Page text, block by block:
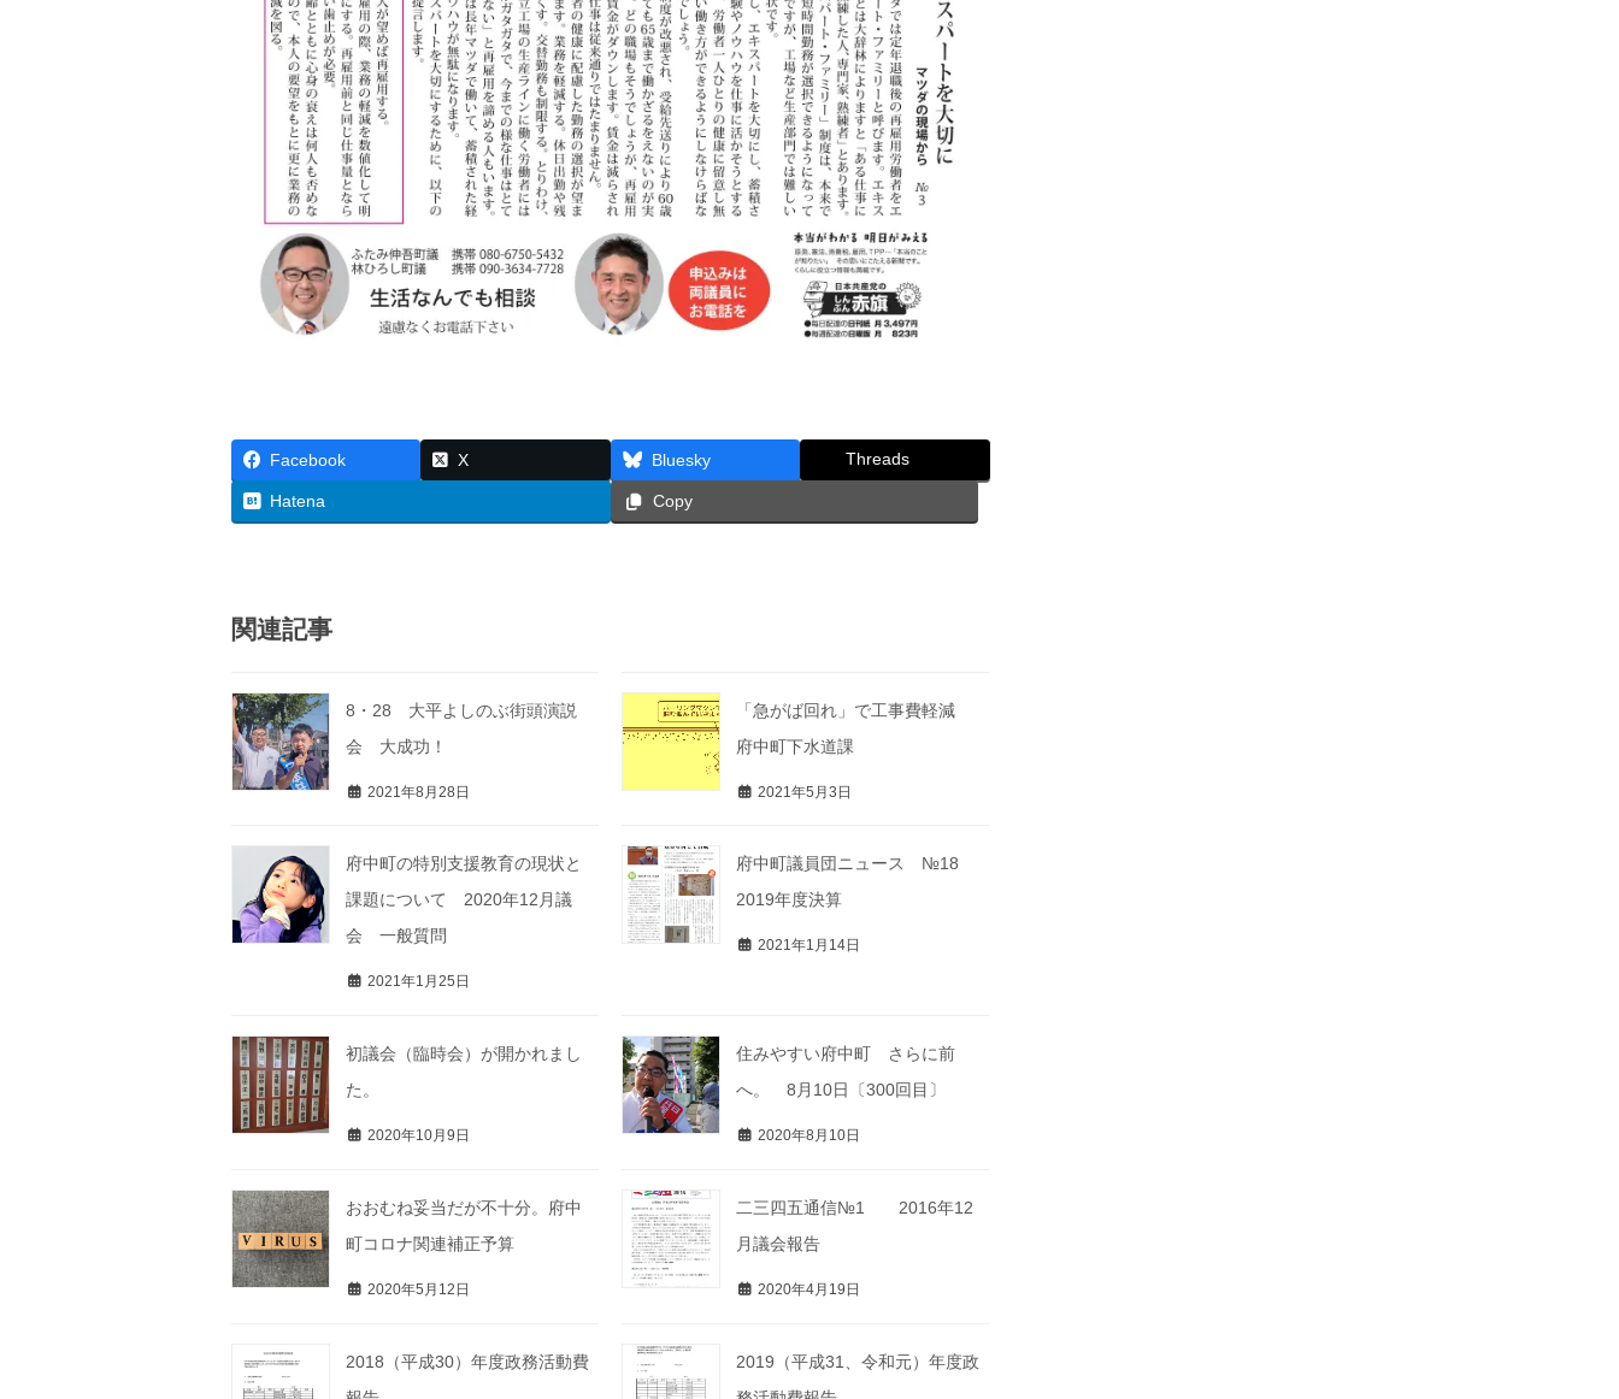
Facebook X Bluesky Threads
Hatena Copy
関連記事
8・28 大平よしのぶ街頭演説
会 大成功！
2021年8月28日
「急がば回れ」で工事費軽減
府中町下水道課
2021年5月3日
府中町の特別支援教育の現状と
課題について 2020年12月議
会 一般質問
2021年1月25日
府中町議員団ニュース №18
2019年度決算
2021年1月14日
初議会（臨時会）が開かれまし
た。
2020年10月9日
住みやすい府中町 さらに前
へ。 8月10日〔300回目〕
2020年8月10日
おおむね妥当だが不十分。府中
町コロナ関連補正予算
2020年5月12日
二三四五通信№1 2016年12
月議会報告
2020年4月19日
2018（平成30）年度政務活動費
2019（平成31、令和元）年度政